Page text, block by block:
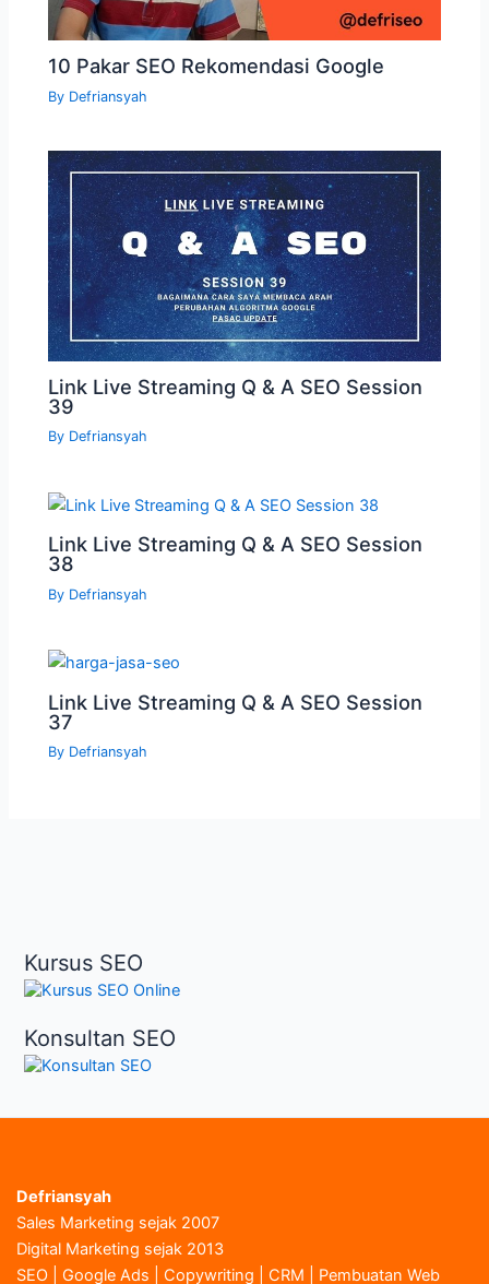
10 Pakar SEO Rekomendasi Google
By Defriansyah
Link Live Streaming Q & A SEO Session
39
By Defriansyah
Link Live Streaming Q & A SEO Session
38
By Defriansyah
Link Live Streaming Q & A SEO Session
37
By Defriansyah
Kursus SEO
Konsultan SEO
Defriansyah
Sales Marketing sejak 2007
Digital Marketing sejak 2013
SEO | Google Ads | Copywriting | CRM | Pembuatan Web